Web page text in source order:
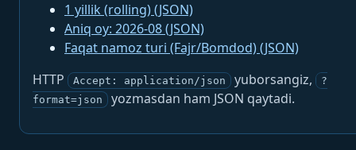
1 yillik (rolling) (JSON)
Aniq oy: 2026-08 (JSON)
Faqat namoz turi (Fajr/Bomdod) (JSON)
HTTP
Accept: application/json yuborsangiz,
?
format=json
yozmasdan ham JSON qaytadi.